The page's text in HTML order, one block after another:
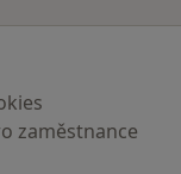
zaměstnance